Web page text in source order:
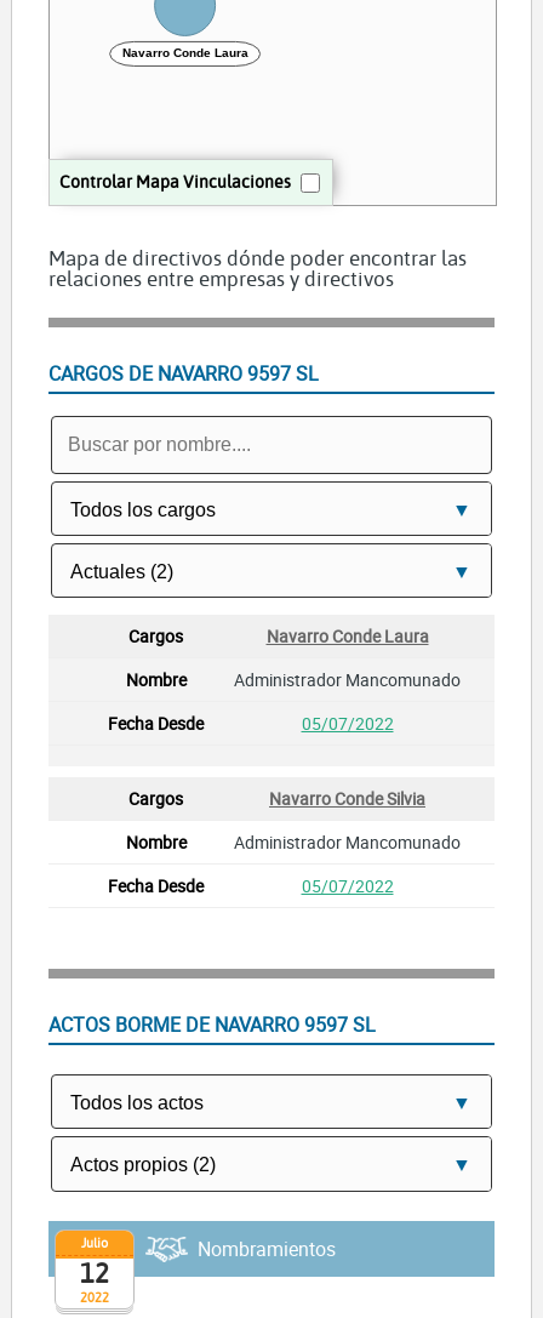
Controlar Mapa Vinculaciones
Navarro Conde Laura
Mapa de directivos dónde poder encontrar las
relaciones entre empresas y directivos
CARGOS DE NAVARRO 9597 SL
Navarro Conde Laura
Administrador Mancomunado
05/07/2022
Navarro Conde Silvia
Administrador Mancomunado
05/07/2022
ACTOS BORME DE NAVARRO 9597 SL
2022
Julio
12
Nombramientos